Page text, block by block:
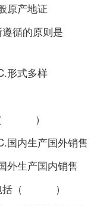
产地证
循的原则是
式多样
（ ）
生产国外销售
生产国内销售
包括（ ）